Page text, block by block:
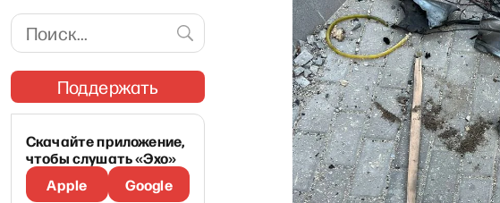
Поддержать
Скачайте приложение,
чтобы слушать «Эхо»
Apple
Google